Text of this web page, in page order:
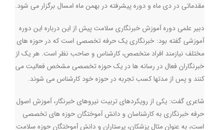
مقدماتی در دی ماه و دوره پیشرفته در بهمن ماه امسال برگزار می شود.
دبیر علمی دوره آموزش خبرنگاری سلامت پیش از این درباره این دوره
آموزشی گفته بود: خبرنگاری یک حرفه تخصصی است که در حوزه های
مختلف نیازمند افراد متخصص، کارشناس و صاحب نظر است. هر یک از
خبرنگاران فعال در رسانه ها در یک حوزه تخصصی مشخص فعالیت می
کنند و پس از مدتها کسب تجربه در حوزه خود کارشناس می شوند.
شاعری گفت: یکی از رویکردهای تربیت نیروهای خبرنگار، آموزش اصول
حرفه خبرنگاری به کارشناسان و دانش آموختگان حوزه های تخصصی
است، به عنوان مثال پزشکان، پرستاران و دانش آموختگان حوزه سلامت